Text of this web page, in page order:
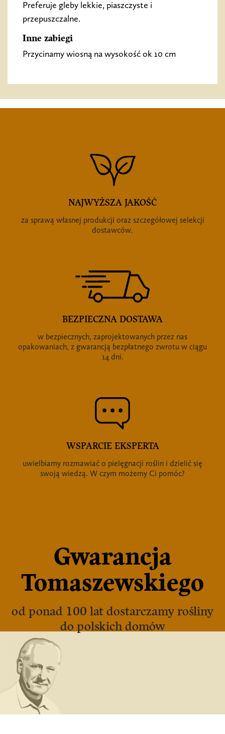
Preferuje gleby lekkie, piaszczyste i
przepuszczalne.
Inne zabiegi
Przycinamy wiosną na wysokość ok 10 cm
Gwarancja
Tomaszewskiego
od ponad 100 lat dostarczamy rośliny
do polskich domów
NAJWYŻSZA JAKOŚĆ
za sprawą własnej produkcji oraz szczegółowej selekcji
dostawców.
BEZPIECZNA DOSTAWA
w bezpiecznych, zaprojektowanych przez nas
opakowaniach, z gwarancją bezpłatnego zwrotu w ciągu
14 dni.
WSPARCIE EKSPERTA
uwielbiamy rozmawiać o pielęgnacji roślin i dzielić się
swoją wiedzą. W czym możemy Ci pomóc?